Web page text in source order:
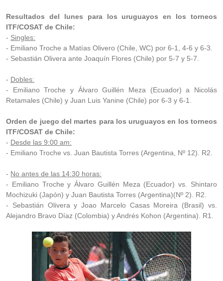
Resultados del lunes para los uruguayos en los torneos
ITF/COSAT de Chile:
- Singles:
- Emiliano Troche a Matías Olivero (Chile, WC) por 6-1, 4-6 y 6-3.
- Sebastián Olivera ante Joaquín Flores (Chile) por 5-7 y 5-7.
- Dobles:
- Emiliano Troche y Álvaro Guillén Meza (Ecuador) a Nicolás
Retamales (Chile) y Juan Luis Yanine (Chile) por 6-3 y 6-1.
Orden de juego del martes para los uruguayos en los torneos
ITF/COSAT de Chile:
- Desde las 9:00 am:
- Emiliano Troche vs. Juan Bautista Torres (Argentina, Nº 12). R2.
- No antes de las 14:30 horas:
- Emiliano Troche y Álvaro Guillén Meza (Ecuador) vs. Shintaro
Mochizuki (Japón) y Juan Bautista Torres (Argentina)(Nº 2). R2.
- Sebastián Olivera y Joao Marcelo Casas Moreira (Brasil) vs.
Alejandro Bravo Díaz (Colombia) y Andrés Kohon (Argentina). R1.